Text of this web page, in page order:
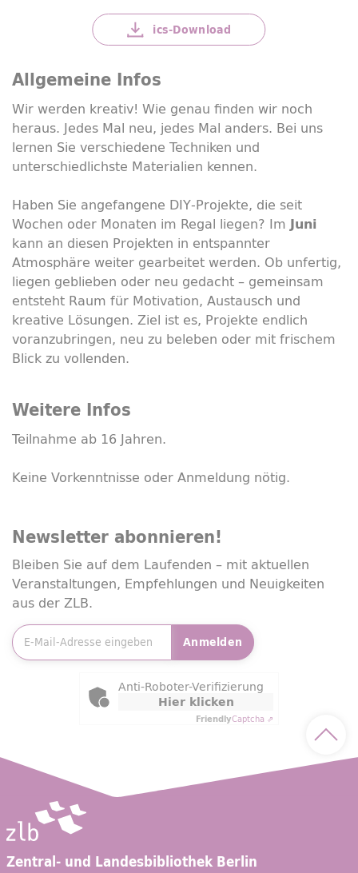
ics-Download
Allgemeine Infos
Wir werden kreativ! Wie genau finden wir noch
heraus. Jedes Mal neu, jedes Mal anders. Bei uns
lernen Sie verschiedene Techniken und
unterschiedlichste Materialien kennen.
Haben Sie angefangene DIY-Projekte, die seit
Wochen oder Monaten im Regal liegen? ImJuni
kann an diesen Projekten in entspannter
Atmosphäre weiter gearbeitet werden. Ob unfertig,
liegen geblieben oder neu gedacht – gemeinsam
entsteht Raum für Motivation, Austausch und
kreative Lösungen. Ziel ist es, Projekte endlich
voranzubringen, neu zu beleben oder mit frischem
Blick zu vollenden.
Weitere Infos
Teilnahme ab 16 Jahren.
Keine Vorkenntnisse oder Anmeldung nötig.
Newsletter abonnieren!
Bleiben Sie auf dem Laufenden – mit aktuellen
Veranstaltungen, Empfehlungen und Neuigkeiten
aus der ZLB.
Anmelden
Friendly Captcha
Anti-Roboter-Verifizierung
Hier klicken
FriendlyCaptcha ⇗
Zentral- und Landesbibliothek Berlin